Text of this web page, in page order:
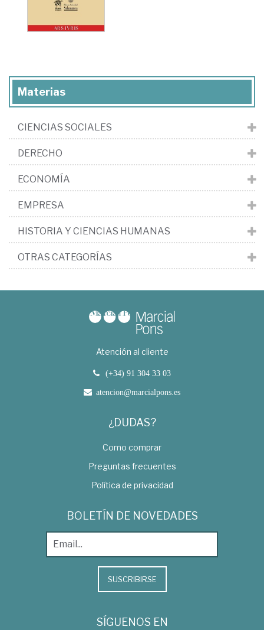
Materias
CIENCIAS SOCIALES
DERECHO
ECONOMÍA
EMPRESA
HISTORIA Y CIENCIAS HUMANAS
OTRAS CATEGORÍAS
Atención al cliente
(+34) 91 304 33 03
atencion@marcialpons.es
¿DUDAS?
Como comprar
Preguntas frecuentes
Política de privacidad
BOLETÍN DE NOVEDADES
SUSCRIBIRSE
SÍGUENOS EN